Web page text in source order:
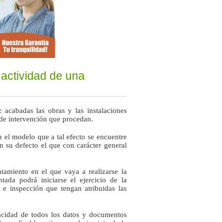
de una
las obras y las instalaciones
intervención que procedan.
modelo que a tal efecto se encuentre
su defecto el que con carácter general
en el que vaya a realizarse la
podrá iniciarse el ejercicio de la
inspección que tengan atribuidas las
de todos los datos y documentos